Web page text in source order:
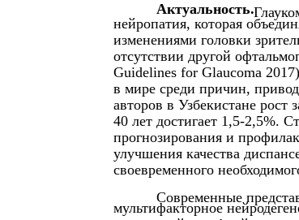
Актуальность.
нейропатия, которая
изменениями головки
отсутствии другой
Guidelines for Glaucoma
в мире среди причин,
авторов в Узбекистане рост
40 лет достигает 1,5-2,5%.
прогнозирования и
улучшения качества
своевременного
Современные
мультифакторное